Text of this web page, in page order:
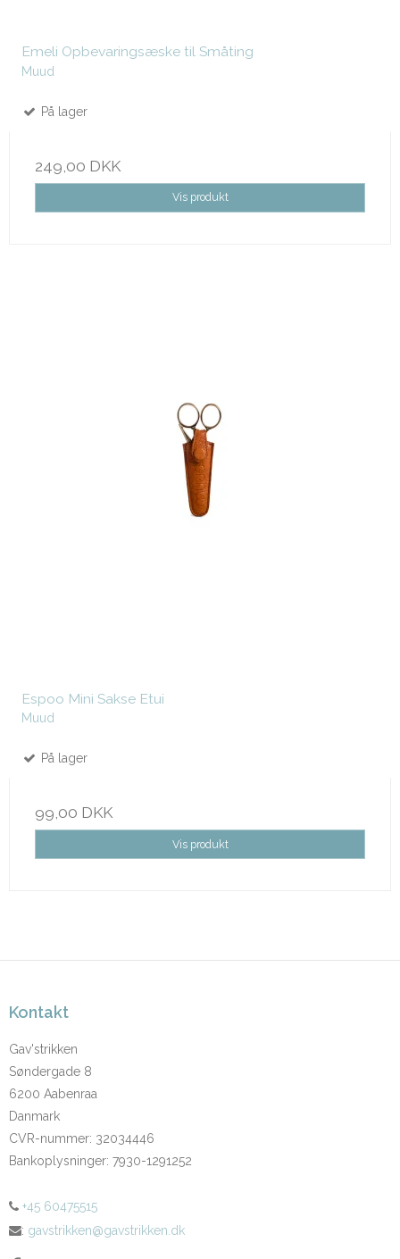
Emeli Opbevaringsæske til Småting
Muud
På lager
249,00 DKK
Vis produkt
Espoo Mini Sakse Etui
Muud
På lager
99,00 DKK
Vis produkt
Kontakt
Gav'strikken
Søndergade 8
6200 Aabenraa
Danmark
CVR-nummer: 32034446
Bankoplysninger: 7930-1291252
+45 60475515
: gavstrikken@gavstrikken.dk